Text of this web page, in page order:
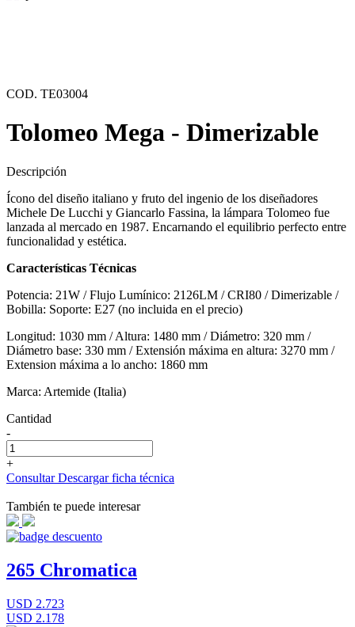
COD. TE03004
Tolomeo Mega - Dimerizable
Descripción
Ícono del diseño italiano y fruto del ingenio de los diseñadores
Michele De Lucchi y Giancarlo Fassina, la lámpara Tolomeo fue
lanzada al mercado en 1987. Encarnando el equilibrio perfecto entre
funcionalidad y estética.
Características Técnicas
Potencia: 21W / Flujo Lumínico: 2126LM / CRI80 / Dimerizable /
Bobilla: Soporte: E27 (no incluida en el precio)
Longitud: 1030 mm / Altura: 1480 mm / Diámetro: 320 mm /
Diámetro base: 330 mm / Extensión máxima en altura: 3270 mm /
Extension máxima a lo ancho: 1860 mm
Marca: Artemide (Italia)
Cantidad
-
+
ConsultarDescargar ficha técnica
También te puede interesar
265 Chromatica
USD 2.723
USD 2.178